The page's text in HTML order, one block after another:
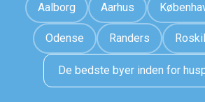
Aalborg Aarhus
Odense Randers
De bedste byer inden for